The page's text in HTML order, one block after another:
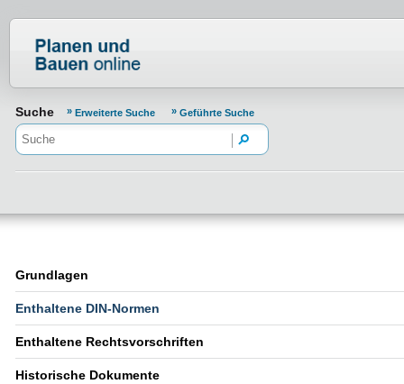
Suche Erweiterte Suche Geführte Suche
Grundlagen
Enthaltene DIN-Normen
Enthaltene Rechtsvorschriften
Historische Dokumente